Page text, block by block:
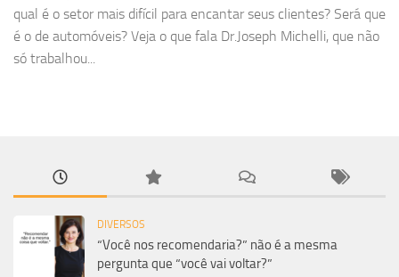
qual é o setor mais difícil para encantar seus clientes? Será que
é o de automóveis? Veja o que fala Dr.Joseph Michelli, que não
só trabalhou...
DIVERSOS
“Você nos recomendaria?” não é a mesma
pergunta que “você vai voltar?”